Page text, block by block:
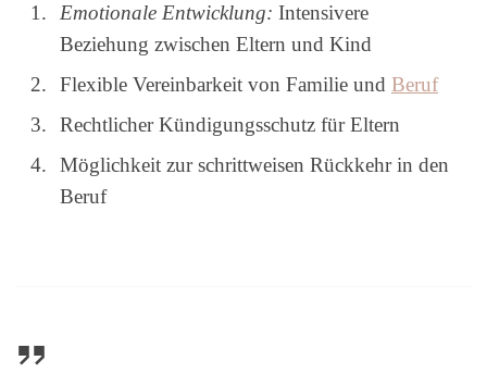
Emotionale Entwicklung: Intensivere
Beziehung zwischen Eltern und Kind
Flexible Vereinbarkeit von Familie und Beruf
Rechtlicher Kündigungsschutz für Eltern
Möglichkeit zur schrittweisen Rückkehr in den
Beruf